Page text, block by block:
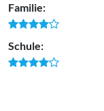
Familie:
Schule: